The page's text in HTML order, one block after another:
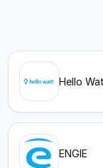
Hello
ENGIE